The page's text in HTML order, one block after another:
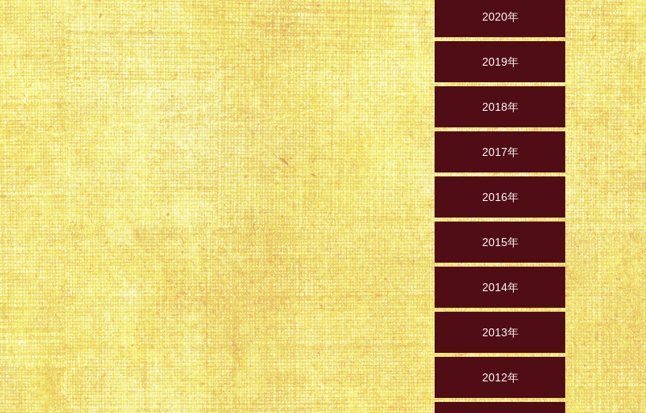
2020年
2019年
2018年
2017年
2016年
2015年
2014年
2013年
2012年